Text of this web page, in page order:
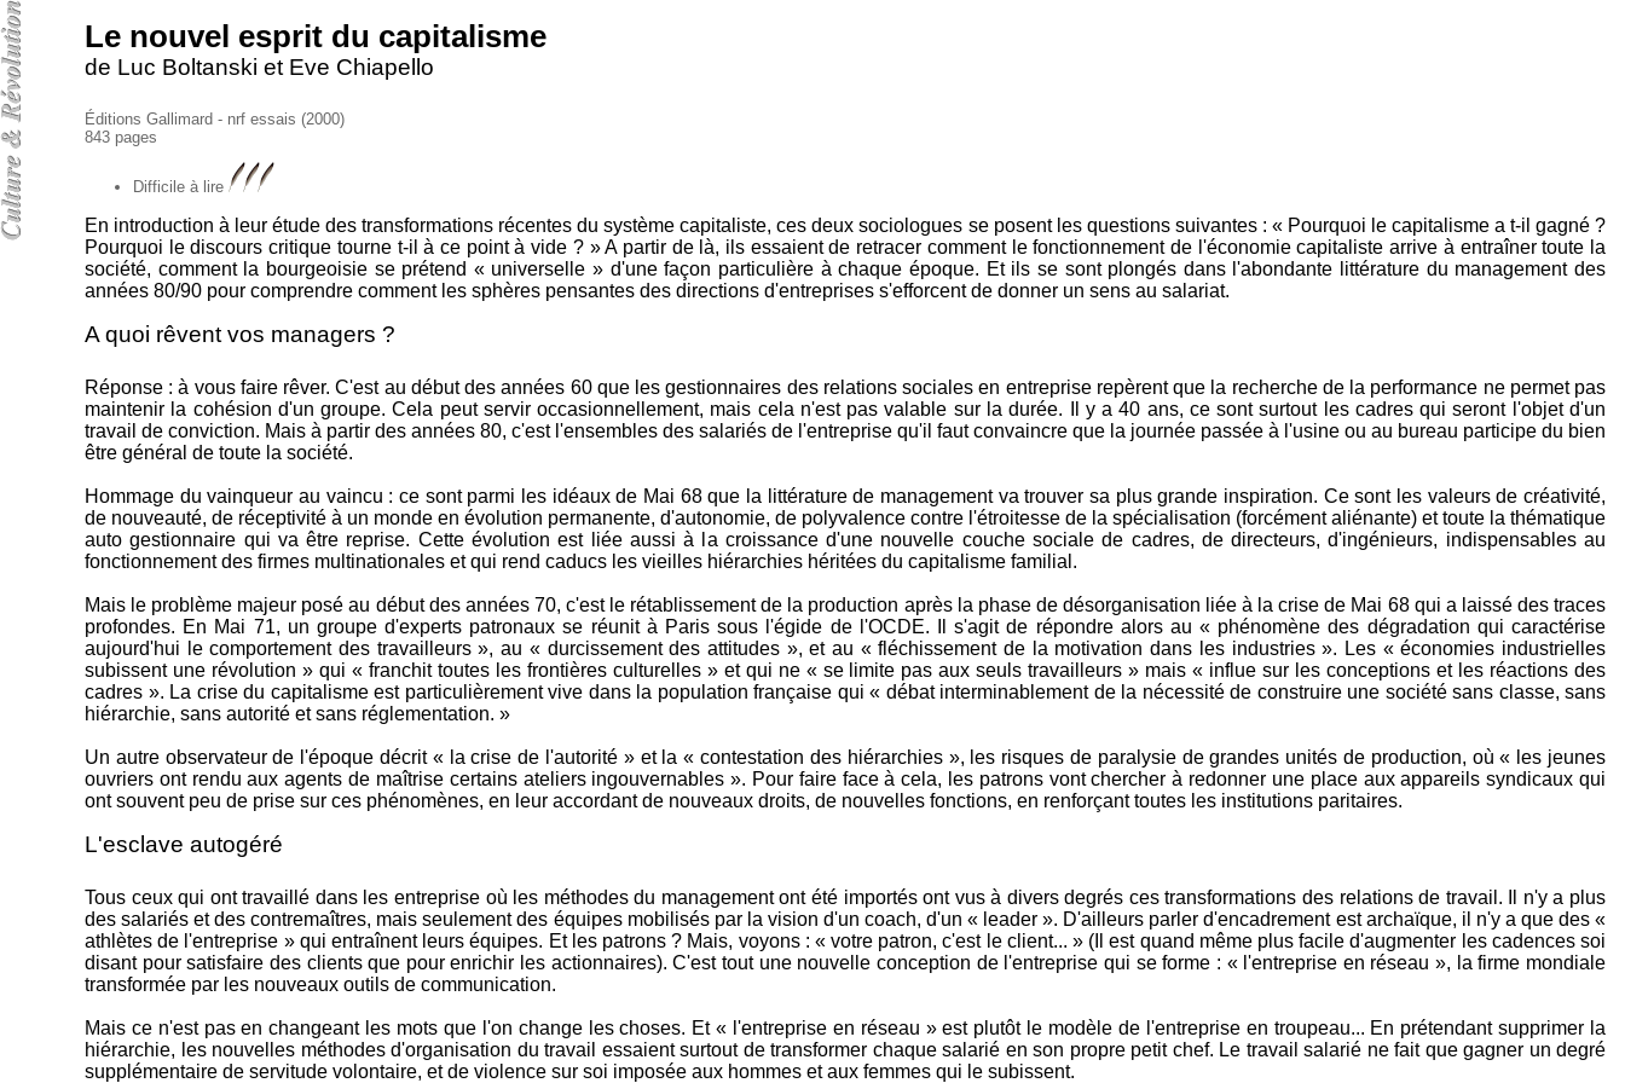
Le nouvel esprit du capitalisme
de Luc Boltanski et Eve Chiapello
Éditions Gallimard - nrf essais (2000)
843 pages
Difficile à lire
En introduction à leur étude des transformations récentes du système capitaliste, ces deux sociologues se posent les questions suivantes : « Pourquoi le capitalisme a t-il gagné ?
Pourquoi le discours critique tourne t-il à ce point à vide ? » A partir de là, ils essaient de retracer comment le fonctionnement de l'économie capitaliste arrive à entraîner toute la
société, comment la bourgeoisie se prétend « universelle » d'une façon particulière à chaque époque. Et ils se sont plongés dans l'abondante littérature du management des
années 80/90 pour comprendre comment les sphères pensantes des directions d'entreprises s'efforcent de donner un sens au salariat.
A quoi rêvent vos managers ?
Réponse : à vous faire rêver. C'est au début des années 60 que les gestionnaires des relations sociales en entreprise repèrent que la recherche de la performance ne permet pas
maintenir la cohésion d'un groupe. Cela peut servir occasionnellement, mais cela n'est pas valable sur la durée. Il y a 40 ans, ce sont surtout les cadres qui seront l'objet d'un
travail de conviction. Mais à partir des années 80, c'est l'ensembles des salariés de l'entreprise qu'il faut convaincre que la journée passée à l'usine ou au bureau participe du bien
être général de toute la société.
Hommage du vainqueur au vaincu : ce sont parmi les idéaux de Mai 68 que la littérature de management va trouver sa plus grande inspiration. Ce sont les valeurs de créativité,
de nouveauté, de réceptivité à un monde en évolution permanente, d'autonomie, de polyvalence contre l'étroitesse de la spécialisation (forcément aliénante) et toute la thématique
auto gestionnaire qui va être reprise. Cette évolution est liée aussi à la croissance d'une nouvelle couche sociale de cadres, de directeurs, d'ingénieurs, indispensables au
fonctionnement des firmes multinationales et qui rend caducs les vieilles hiérarchies héritées du capitalisme familial.
Mais le problème majeur posé au début des années 70, c'est le rétablissement de la production après la phase de désorganisation liée à la crise de Mai 68 qui a laissé des traces
profondes. En Mai 71, un groupe d'experts patronaux se réunit à Paris sous l'égide de l'OCDE. Il s'agit de répondre alors au « phénomène des dégradation qui caractérise
aujourd'hui le comportement des travailleurs », au « durcissement des attitudes », et au « fléchissement de la motivation dans les industries ». Les « économies industrielles
subissent une révolution » qui « franchit toutes les frontières culturelles » et qui ne « se limite pas aux seuls travailleurs » mais « influe sur les conceptions et les réactions des
cadres ». La crise du capitalisme est particulièrement vive dans la population française qui « débat interminablement de la nécessité de construire une société sans classe, sans
hiérarchie, sans autorité et sans réglementation. »
Un autre observateur de l'époque décrit « la crise de l'autorité » et la « contestation des hiérarchies », les risques de paralysie de grandes unités de production, où « les jeunes
ouvriers ont rendu aux agents de maîtrise certains ateliers ingouvernables ». Pour faire face à cela, les patrons vont chercher à redonner une place aux appareils syndicaux qui
ont souvent peu de prise sur ces phénomènes, en leur accordant de nouveaux droits, de nouvelles fonctions, en renforçant toutes les institutions paritaires.
L'esclave autogéré
Tous ceux qui ont travaillé dans les entreprise où les méthodes du management ont été importés ont vus à divers degrés ces transformations des relations de travail. Il n'y a plus
des salariés et des contremaîtres, mais seulement des équipes mobilisés par la vision d'un coach, d'un « leader ». D'ailleurs parler d'encadrement est archaïque, il n'y a que des «
athlètes de l'entreprise » qui entraînent leurs équipes. Et les patrons ? Mais, voyons : « votre patron, c'est le client... » (Il est quand même plus facile d'augmenter les cadences soi
disant pour satisfaire des clients que pour enrichir les actionnaires). C'est tout une nouvelle conception de l'entreprise qui se forme : « l'entreprise en réseau », la firme mondiale
transformée par les nouveaux outils de communication.
Mais ce n'est pas en changeant les mots que l'on change les choses. Et « l'entreprise en réseau » est plutôt le modèle de l'entreprise en troupeau... En prétendant supprimer la
hiérarchie, les nouvelles méthodes d'organisation du travail essaient surtout de transformer chaque salarié en son propre petit chef. Le travail salarié ne fait que gagner un degré
supplémentaire de servitude volontaire, et de violence sur soi imposée aux hommes et aux femmes qui le subissent.